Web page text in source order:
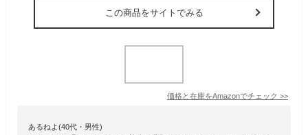
この商品をサイトでみる
価格と在庫をAmazonでチェック >>
あるねよ(40代・男性)